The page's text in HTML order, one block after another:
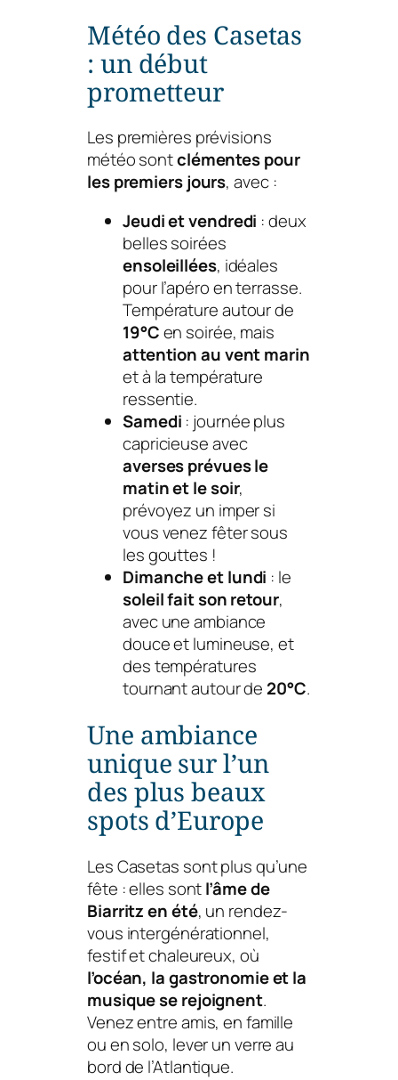
Météo des Casetas
: un début
prometteur
Les premières prévisions
météo sontclémentes pour
les premiers jours, avec :
Jeudi et vendredi : deux
belles soirées
ensoleillées, idéales
pour l’apéro en terrasse.
Température autour de
19°Cen soirée, mais
attention au vent marin
et à la température
ressentie.
Samedi : journée plus
capricieuse avec
averses prévues le
matin et le soir,
prévoyez un imper si
vous venez fêter sous
les gouttes !
Dimanche et lundi : le
soleil fait son retour,
avec une ambiance
douce et lumineuse, et
des températures
tournant autour de 20°C.
Une ambiance
unique sur l’un
des plus beaux
spots d’Europe
Les Casetas sont plus qu’une
fête : elles sontl’âme de
Biarritz en été, un rendez-
vous intergénérationnel,
festif et chaleureux, où
l’océan, la gastronomie et la
musique se rejoignent.
Venez entre amis, en famille
ou en solo, lever un verre au
bord de l’Atlantique.